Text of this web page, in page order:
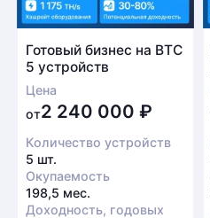
Готовый бизнес на BTC
5 устройств
Цена
от2 240 000 ₽
Количество устройств
5 шт.
Окупаемость
198,5 мес.
Доходность, годовых